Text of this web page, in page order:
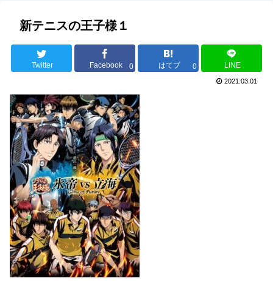
新テニスの王子様１
Twitter Facebook 0 はてブ 0 LINE
2021.03.01